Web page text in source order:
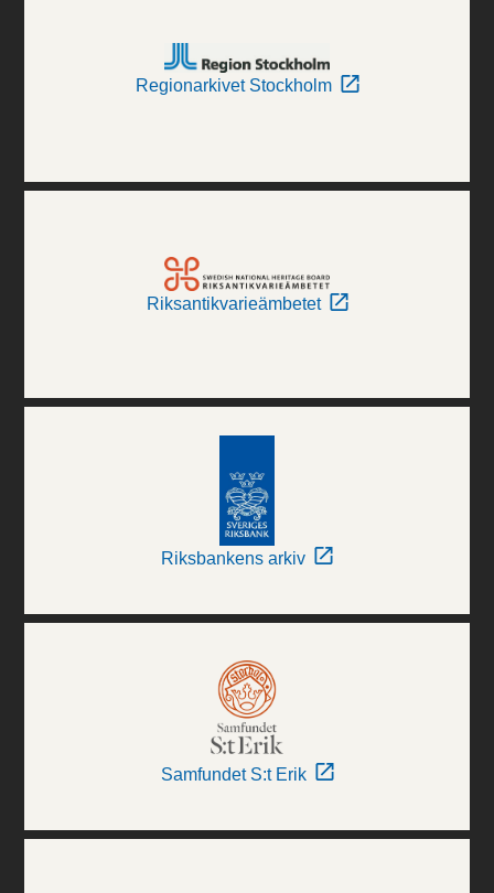
Regionarkivet Stockholm
Riksantikvarieämbetet
Riksbankens arkiv
Samfundet S:t Erik